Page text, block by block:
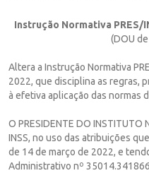
Instrução Normativa PRES/
(DOU
Altera a Instrução Normativa
2022, que disciplina as regras,
à efetiva aplicação das normas
O PRESIDENTE DO INSTITUTO
INSS, no uso das atribuições
de 14 de março de 2022, e
Administrativo nº